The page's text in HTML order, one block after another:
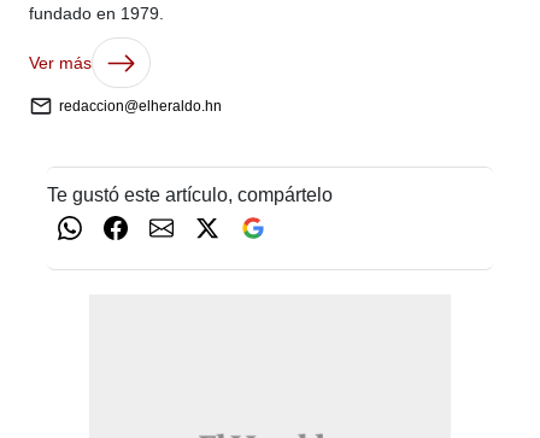
fundado en 1979.
Ver más
redaccion@elheraldo.hn
Te gustó este artículo, compártelo